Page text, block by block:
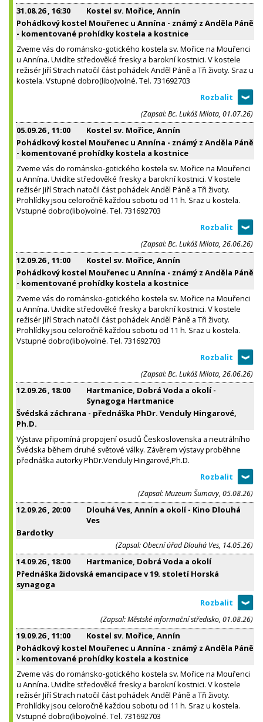
31.08.26, 16:30
Kostel sv. Mořice, Annín
Pohádkový kostel Mouřenec u Annína - známý z Anděla Páně
- komentované prohídky kostela a kostnice
Zveme vás do románsko-gotického kostela sv. Mořice na Mouřenci
u Annína. Uvidíte středověké fresky a barokní kostnici. V kostele
režisér Jiří Strach natočil část pohádek Anděl Páně a Tři životy. Sraz u
kostela. Vstupné dobro(libo)volné. Tel. 731692703
(Zapsal: Bc. Lukáš Milota, 01.07.26)
05.09.26, 11:00
Kostel sv. Mořice, Annín
Pohádkový kostel Mouřenec u Annína - známý z Anděla Páně
- komentované prohídky kostela a kostnice
Zveme vás do románsko-gotického kostela sv. Mořice na Mouřenci
u Annína. Uvidíte středověké fresky a barokní kostnici. V kostele
režisér Jiří Strach natočil část pohádek Anděl Páně a Tři životy.
Prohlídky jsou celoročně každou sobotu od 11 h. Sraz u kostela.
Vstupné dobro(libo)volné. Tel. 731692703
(Zapsal: Bc. Lukáš Milota, 26.06.26)
12.09.26, 11:00
Kostel sv. Mořice, Annín
Pohádkový kostel Mouřenec u Annína - známý z Anděla Páně
- komentované prohídky kostela a kostnice
Zveme vás do románsko-gotického kostela sv. Mořice na Mouřenci
u Annína. Uvidíte středověké fresky a barokní kostnici. V kostele
režisér Jiří Strach natočil část pohádek Anděl Páně a Tři životy.
Prohlídky jsou celoročně každou sobotu od 11 h. Sraz u kostela.
Vstupné dobro(libo)volné. Tel. 731692703
(Zapsal: Bc. Lukáš Milota, 26.06.26)
12.09.26, 18:00
Hartmanice, Dobrá Voda a okolí -
Synagoga Hartmanice
Švédská záchrana - přednáška PhDr. Venduly Hingarové,
Ph.D.
Výstava připomíná propojení osudů Československa a neutrálního
Švédska během druhé světové války. Závěrem výstavy proběhne
přednáška autorky PhDr.Venduly Hingarové,Ph.D.
(Zapsal: Muzeum Šumavy, 05.08.26)
12.09.26, 20:00
Dlouhá Ves, Annín a okolí - Kino Dlouhá
Ves
Bardotky
(Zapsal: Obecní úřad Dlouhá Ves, 14.05.26)
14.09.26, 18:00
Hartmanice, Dobrá Voda a okolí
Přednáška židovská emancipace v 19. století Horská
synagoga
(Zapsal: Městské informační středisko, 01.08.26)
19.09.26, 11:00
Kostel sv. Mořice, Annín
Pohádkový kostel Mouřenec u Annína - známý z Anděla Páně
- komentované prohídky kostela a kostnice
Zveme vás do románsko-gotického kostela sv. Mořice na Mouřenci
u Annína. Uvidíte středověké fresky a barokní kostnici. V kostele
režisér Jiří Strach natočil část pohádek Anděl Páně a Tři životy.
Prohlídky jsou celoročně každou sobotu od 11 h. Sraz u kostela.
Vstupné dobro(libo)volné. Tel. 731692703